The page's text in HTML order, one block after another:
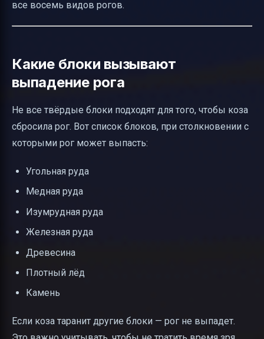
все восемь видов рогов.
Какие блоки вызывают
выпадение рога
Не все твёрдые блоки подходят для того, чтобы коза
сбросила рог. Вот список блоков, при столкновении с
которыми рог может выпасть:
Угольная руда
Медная руда
Изумрудная руда
Железная руда
Древесина
Плотный лёд
Камень
Если коза таранит другие блоки — рог не выпадет.